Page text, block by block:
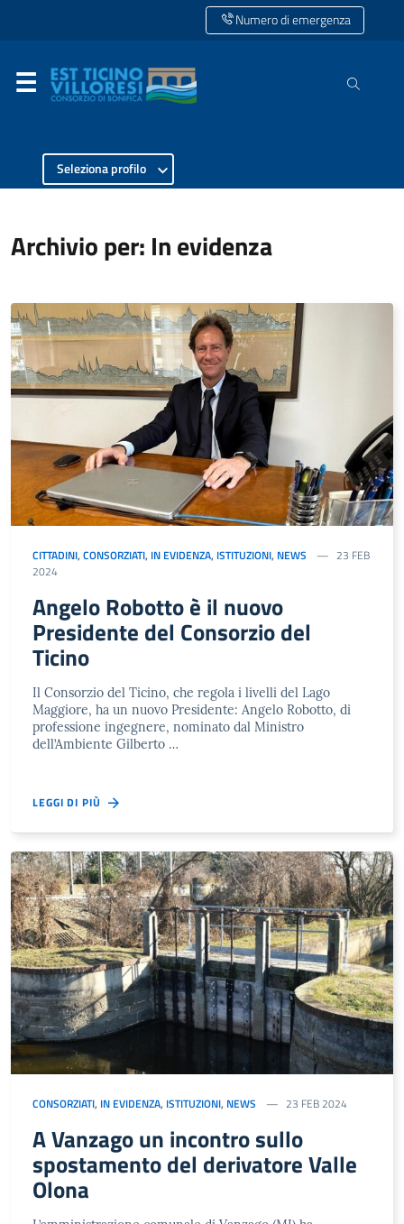
Numero di emergenza
Seleziona profilo
Archivio per: In evidenza
CITTADINI, CONSORZIATI, IN EVIDENZA, ISTITUZIONI, NEWS
23 FEB
2024
Angelo Robotto è il nuovo
Presidente del Consorzio del
Ticino
Il Consorzio del Ticino, che regola i livelli del Lago
Maggiore, ha un nuovo Presidente: Angelo Robotto, di
professione ingegnere, nominato dal Ministro
dell’Ambiente Gilberto …
LEGGI DI PIÙ
CONSORZIATI, IN EVIDENZA, ISTITUZIONI, NEWS 23 FEB 2024
A Vanzago un incontro sullo
spostamento del derivatore Valle
Olona